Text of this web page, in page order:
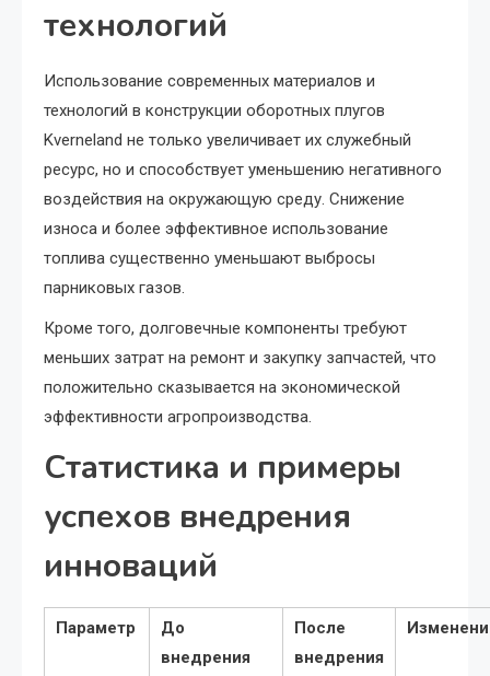
технологий
Использование современных материалов и
технологий в конструкции оборотных плугов
Kverneland не только увеличивает их служебный
ресурс, но и способствует уменьшению негативного
воздействия на окружающую среду. Снижение
износа и более эффективное использование
топлива существенно уменьшают выбросы
парниковых газов.
Кроме того, долговечные компоненты требуют
меньших затрат на ремонт и закупку запчастей, что
положительно сказывается на экономической
эффективности агропроизводства.
Статистика и примеры
успехов внедрения
инноваций
Параметр
До
внедрения
После
внедрения